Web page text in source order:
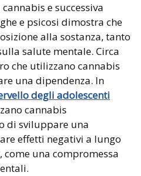
e successiva
e psicosi dimostra che
alla sostanza, tanto
salute mentale. Circa
che utilizzano cannabis
una dipendenza. In
degli adolescenti
cannabis
di sviluppare una
effetti negativi a lungo
una compromessa